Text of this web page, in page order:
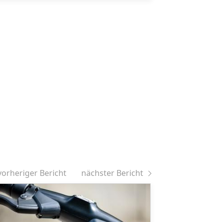
Bericht nächster Bericht